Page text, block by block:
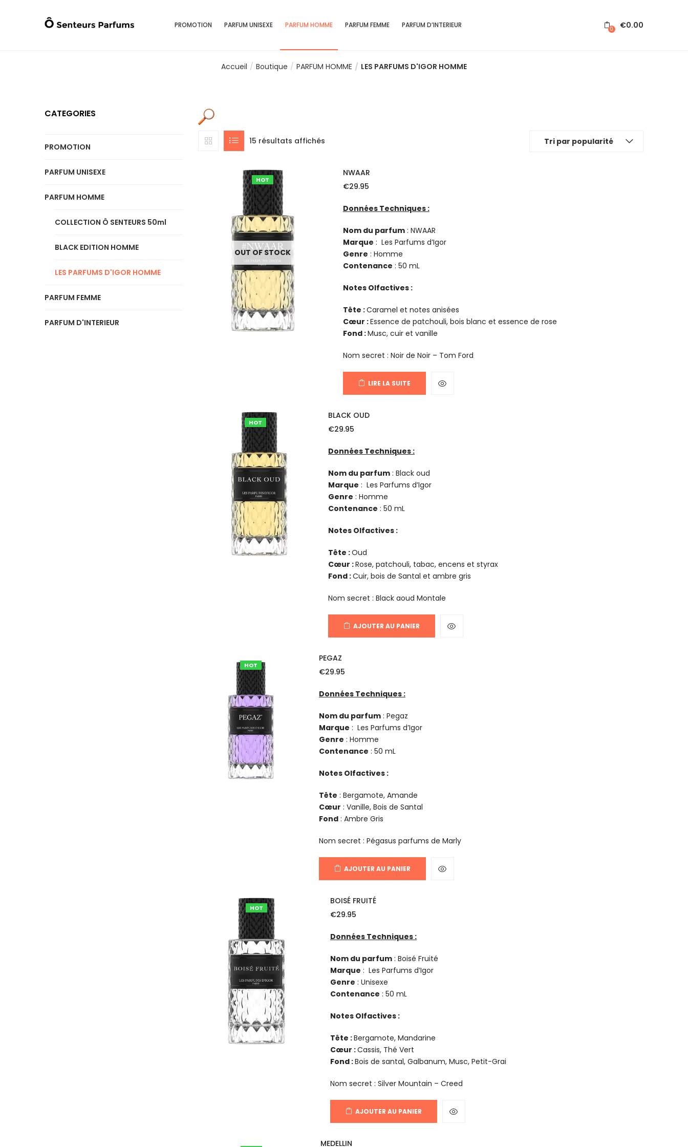
PROMOTION PARFUM UNISEXE PARFUM HOMME PARFUM FEMME PARFUM D’INTERIEUR 0 €0.00
Accueil Boutique PARFUM HOMME LES PARFUMS D'IGOR HOMME
15 résultats affichés Tri par popularité
HOT
OUT OF STOCK
NWAAR
€29.95
Données Techniques :
Nom du parfum: NWAAR
Marque : Les Parfums d’Igor
Genre : Homme
Contenance : 50 mL
Notes Olfactives :
Tête :Caramel et notes anisées
Cœur :Essence de patchouli, bois blanc et essence de rose
Fond :Musc, cuir et vanille
Nom secret : Noir de Noir – Tom Ford
LIRE LA SUITE
HOT
BLACK OUD
€29.95
Données Techniques :
Nom du parfum: Black oud
Marque : Les Parfums d’Igor
Genre : Homme
Contenance : 50 mL
Notes Olfactives :
Tête :Oud
Cœur :Rose, patchouli, tabac, encens et styrax
Fond :Cuir, bois de Santal et ambre gris
Nom secret : Black aoud Montale
AJOUTER AU PANIER
HOT
PEGAZ
€29.95
Données Techniques :
Nom du parfum: Pegaz
Marque : Les Parfums d’Igor
Genre : Homme
Contenance : 50 mL
Notes Olfactives :
Tête : Bergamote, Amande
Cœur : Vanille, Bois de Santal
Fond: Ambre Gris
Nom secret : Pégasus parfums de Marly
AJOUTER AU PANIER
HOT
BOISÉ FRUITÉ
€29.95
Données Techniques :
Nom du parfum: Boisé Fruité
Marque : Les Parfums d’Igor
Genre : Unisexe
Contenance : 50 mL
Notes Olfactives :
Tête :Bergamote, Mandarine
Cœur :Cassis, Thé Vert
Fond :Bois de santal, Galbanum, Musc, Petit-Grai
Nom secret : Silver Mountain – Creed
AJOUTER AU PANIER
MEDELLIN
CATEGORIES
PROMOTION
PARFUM UNISEXE
PARFUM HOMME
COLLECTION Ô SENTEURS 50ml
BLACK EDITION HOMME
LES PARFUMS D'IGOR HOMME
PARFUM FEMME
PARFUM D'INTERIEUR